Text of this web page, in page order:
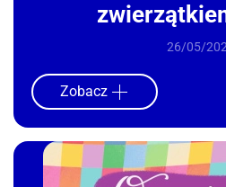
26/05/
Zobacz